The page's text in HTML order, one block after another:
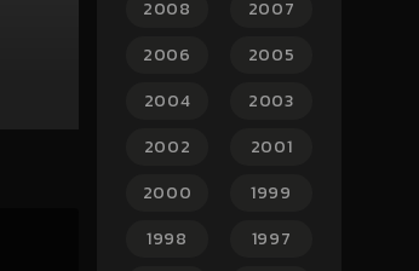
2008
2007
2006
2005
2004
2003
2002
2001
2000
1999
1998
1997